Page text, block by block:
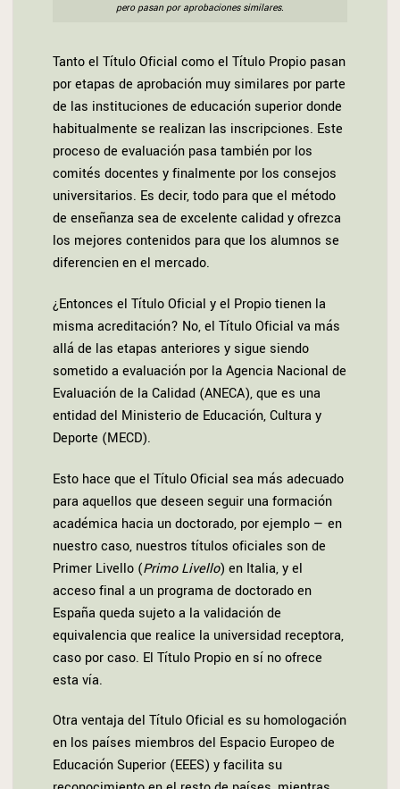
pero pasan por aprobaciones similares.
Tanto el Título Oficial como el Título Propio pasan
por etapas de aprobación muy similares por parte
de las instituciones de educación superior donde
habitualmente se realizan las inscripciones. Este
proceso de evaluación pasa también por los
comités docentes y finalmente por los consejos
universitarios. Es decir, todo para que el método
de enseñanza sea de excelente calidad y ofrezca
los mejores contenidos para que los alumnos se
diferencien en el mercado.
¿Entonces el Título Oficial y el Propio tienen la
misma acreditación? No, el Título Oficial va más
allá de las etapas anteriores y sigue siendo
sometido a evaluación por la Agencia Nacional de
Evaluación de la Calidad (ANECA), que es una
entidad del Ministerio de Educación, Cultura y
Deporte (MECD).
Esto hace que el Título Oficial sea más adecuado
para aquellos que deseen seguir una formación
académica hacia un doctorado, por ejemplo — en
nuestro caso, nuestros títulos oficiales son de
Primer Livello (Primo Livello) en Italia, y el
acceso final a un programa de doctorado en
España queda sujeto a la validación de
equivalencia que realice la universidad receptora,
caso por caso. El Título Propio en sí no ofrece
esta vía.
Otra ventaja del Título Oficial es su homologación
en los países miembros del Espacio Europeo de
Educación Superior (EEES) y facilita su